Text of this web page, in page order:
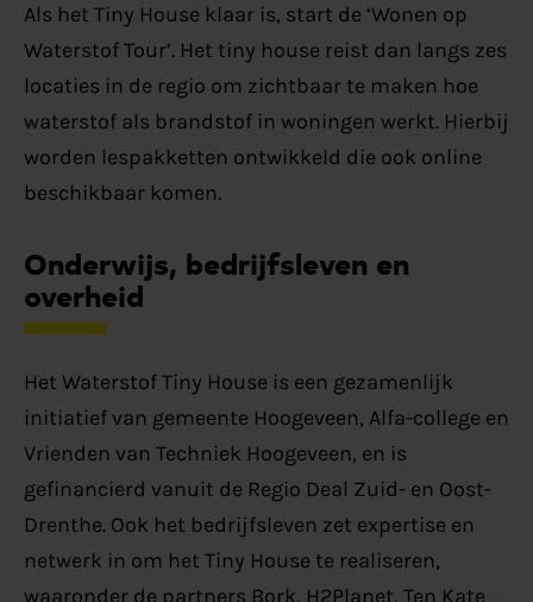
Als het Tiny House klaar is, start de ‘Wonen op
Waterstof Tour’. Het tiny house reist dan langs zes
locaties in de regio om zichtbaar te maken hoe
waterstof als brandstof in woningen werkt. Hierbij
worden lespakketten ontwikkeld die ook online
beschikbaar komen.
Onderwijs, bedrijfsleven en
overheid
Het Waterstof Tiny House is een gezamenlijk
initiatief van gemeente Hoogeveen, Alfa-college en
Vrienden van Techniek Hoogeveen, en is
gefinancierd vanuit de Regio Deal Zuid- en Oost-
Drenthe. Ook het bedrijfsleven zet expertise en
netwerk in om het Tiny House te realiseren,
waaronder de partners Bork, H2Planet, Ten Kate